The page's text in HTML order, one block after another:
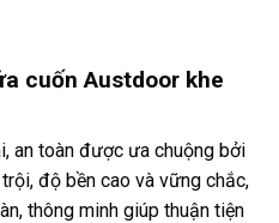
cuốn Austdoor khe
an toàn được ưa chuộng bởi
độ bền cao và vững chắc,
thông minh giúp thuận tiện